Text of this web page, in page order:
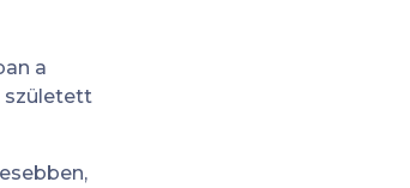
a
született